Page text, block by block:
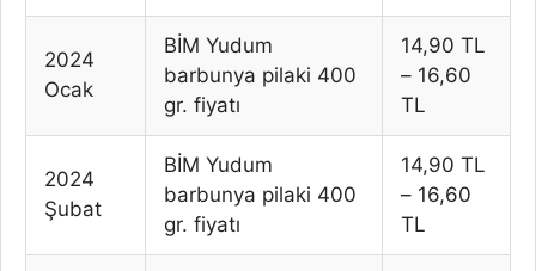
2024
Ocak
BİM Yudum
barbunya pilaki 400
gr. fiyatı
14,90 TL
– 16,60
TL
2024
Şubat
BİM Yudum
barbunya pilaki 400
gr. fiyatı
14,90 TL
– 16,60
TL